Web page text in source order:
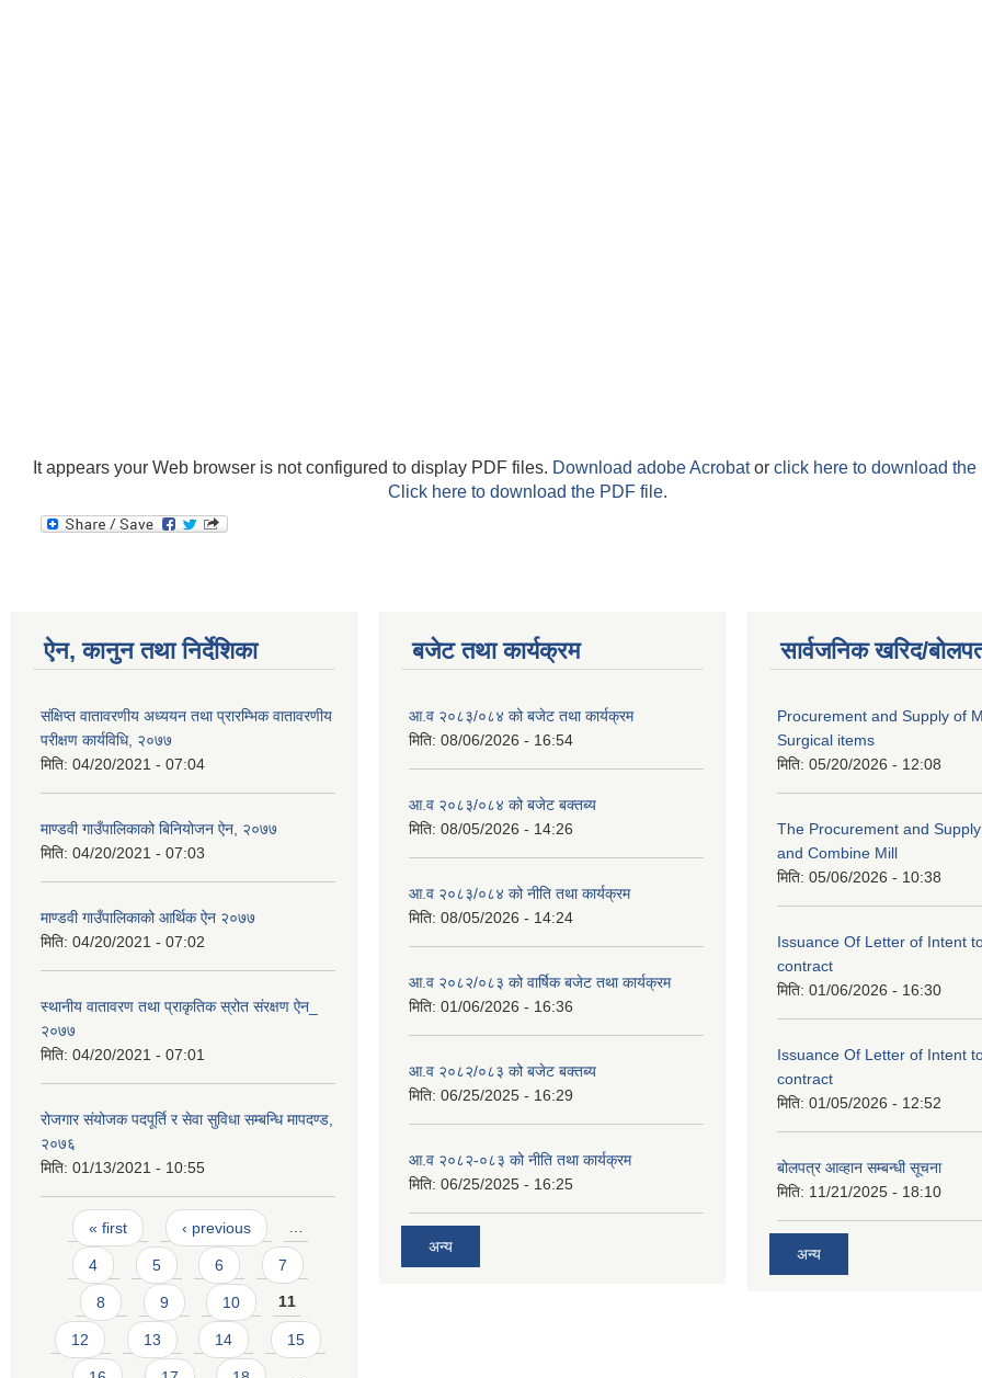
It appears your Web browser is not configured to display PDF files. Download adobe Acrobator click here to download the
Click here to download the PDF file.
ऐन, कानुन तथा निर्देशिका
संक्षिप्त वातावरणीय अध्ययन तथा प्रारम्भिक वातावरणीय
परीक्षण कार्यविधि, २०७७
मिति: 04/20/2021 - 07:04
माण्डवी गाउँपालिकाको बिनियोजन ऐन, २०७७
मिति: 04/20/2021 - 07:03
माण्डवी गाउँपालिकाको आर्थिक ऐन २०७७
मिति: 04/20/2021 - 07:02
स्थानीय वातावरण तथा प्राकृतिक स्रोत संरक्षण ऐन_
२०७७
मिति: 04/20/2021 - 07:01
रोजगार संयोजक पदपूर्ति र सेवा सुविधा सम्बन्धि मापदण्ड,
२०७६
मिति: 01/13/2021 - 10:55
Pages
« first ‹ previous …
4 5 6 7
8 9 10 11
12 13 14 15
बजेट तथा कार्यक्रम
आ.व २०८३/०८४ को बजेट तथा कार्यक्रम
मिति: 08/06/2026 - 16:54
आ.व २०८३/०८४ को बजेट बक्तब्य
मिति: 08/05/2026 - 14:26
आ.व २०८३/०८४ को नीति तथा कार्यक्रम
मिति: 08/05/2026 - 14:24
आ.व २०८२/०८३ को वार्षिक बजेट तथा कार्यक्रम
मिति: 01/06/2026 - 16:36
आ.व २०८२/०८३ को बजेट बक्तब्य
मिति: 06/25/2025 - 16:29
आ.व २०८२-०८३ को नीति तथा कार्यक्रम
मिति: 06/25/2025 - 16:25
अन्य
सार्वजनिक खरिद/
Procurement and Supply of
Surgical items
मिति: 05/20/2026 - 12:08
The Procurement and
and Combine Mill
मिति: 05/06/2026 - 10:38
Issuance Of Letter of Intent
contract
मिति: 01/06/2026 - 16:30
Issuance Of Letter of Intent
contract
मिति: 01/05/2026 - 12:52
बोलपत्र आव्हान सम्बन्धी सूचना
मिति: 11/21/2025 - 18:10
अन्य